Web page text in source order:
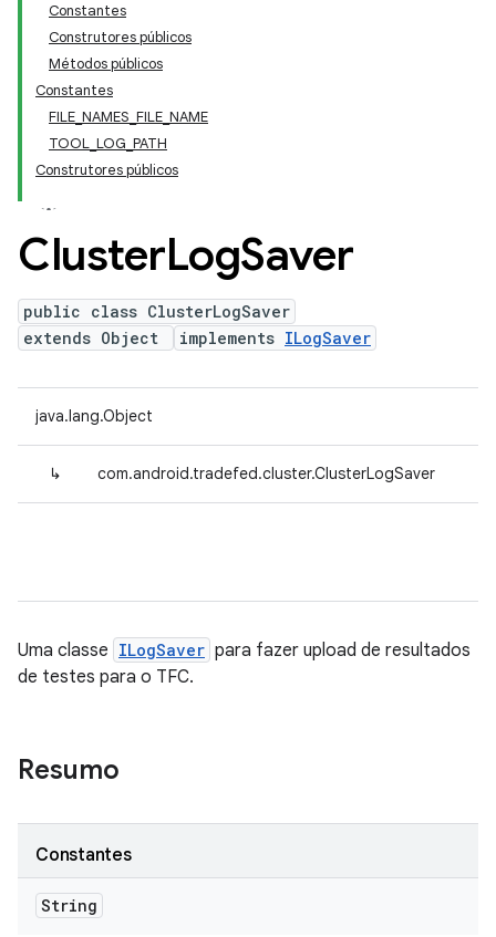
Constantes
Construtores públicos
Métodos públicos
Constantes
FILE_NAMES_FILE_NAME
TOOL_LOG_PATH
Construtores públicos
ClusterLogSaver
public class ClusterLogSaver
extends Object
implements ILogSaver
java.lang.Object
↳ com.android.tradefed.cluster.ClusterLogSaver
Uma classe ILogSaver para fazer upload de resultados
de testes para o TFC.
Resumo
Constantes
String